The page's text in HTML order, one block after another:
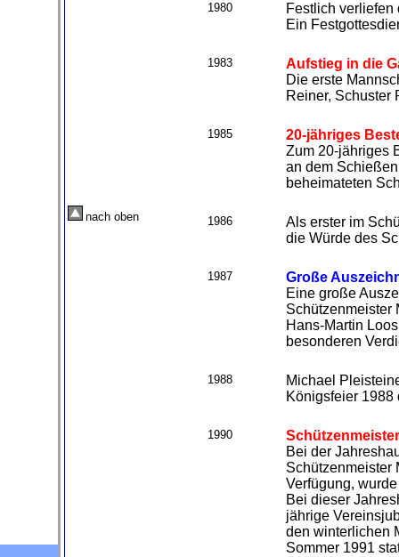
nach oben
1980
Festlich
Ein
1983
Aufstieg in die
Die erste
Reiner, Schuster
1985
20-jähriges
Zum 20-jähriges
an dem
beheimateten
1986
Als erster im
die Würde des
1987
Große
Eine große
Schützenmeister
Hans-Martin
besonderen
1988
Michael
Königsfeier 1988
1990
Bei der
Schützenmeister
Verfügung,
Bei dieser
jährige
den winterlichen
Sommer 1991